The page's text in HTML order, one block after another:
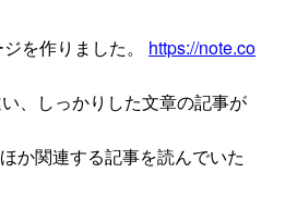
を作りました。 https://note.co
、しっかりした文章の記事が
か関連する記事を読んでいた